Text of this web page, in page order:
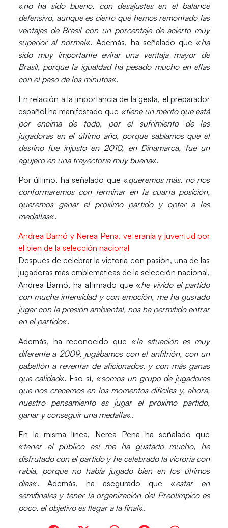
«no ha sido bueno, con desajustes en el balance
defensivo, aunque es cierto que hemos remontado las
ventajas de Brasil con un porcentaje de acierto muy
superior al normal«. Además, ha señalado que «ha
sido muy importante evitar una ventaja mayor de
Brasil, porque la igualdad ha pesado mucho en ellas
con el paso de los minutos«.
En relación a la importancia de la gesta, el preparador
español ha manifestado que «tiene un mérito que está
por encima de todo, por el sufrimiento de las
jugadoras en el último año, porque sabíamos que el
destino fue injusto en 2010, en Dinamarca, fue un
agujero en una trayectoria muy buena«.
Por último, ha señalado que «queremos más, no nos
conformaremos con terminar en la cuarta posición,
queremos ganar el próximo partido y optar a las
medallas«.
Andrea Barnó y Nerea Pena, veteranía y juventud por
el bien de la selección nacional
Después de celebrar la victoria con pasión, una de las
jugadoras más emblemáticas de la selección nacional,
Andrea Barnó, ha afirmado que «he vivido el partido
con mucha intensidad y con emoción, me ha gustado
jugar con la presión ambiental, nos ha permitido entrar
en el partido«.
Además, ha reconocido que «la situación es muy
diferente a 2009, jugábamos con el anfitrión, con un
pabellón a reventar de aficionados, y con más ganas
que calidad«. Eso sí, «somos un grupo de jugadoras
que nos crecemos en los momentos difíciles y, ahora,
nuestro pensamiento es jugar el próximo partido,
ganar y conseguir una medalla«.
En la misma línea, Nerea Pena ha señalado que
«tener al público así me ha gustado mucho, he
disfrutado con el partido y he celebrado la victoria con
rabia, porque no había jugado bien en los últimos
días«. Además, ha asegurado que «estar en
semifinales y tener la organización del Preolímpico es
poco, el objetivo es llegar a la final«.